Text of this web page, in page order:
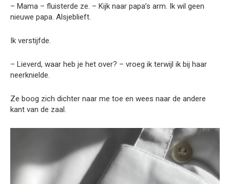
– Mama – fluisterde ze. – Kijk naar papa’s arm. Ik wil geen
nieuwe papa. Alsjeblieft.
Ik verstijfde.
– Lieverd, waar heb je het over? – vroeg ik terwijl ik bij haar
neerknielde.
Ze boog zich dichter naar me toe en wees naar de andere
kant van de zaal.